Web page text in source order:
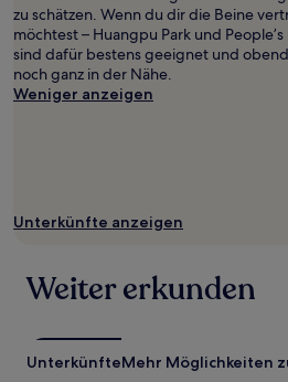
zu schätzen. Wenn du dir die Beine
möchtest – Huangpu Park und People’s
sind dafür bestens geeignet und
noch ganz in der Nähe.
Weniger anzeigen
Unterkünfte anzeigen
Weiter erkunden
UnterkünfteMehr Möglichkeiten